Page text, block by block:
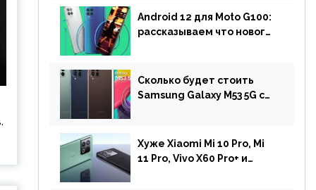
Android 12 для Moto G100:
рассказываем что нового
Сколько будет стоить
Samsung Galaxy M53 5G с
Европе
Хуже Xiaomi Mi 10 Pro, Mi
11 Pro, Vivo X60 Pro+ и